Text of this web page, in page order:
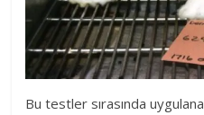
Bu testler sırasında